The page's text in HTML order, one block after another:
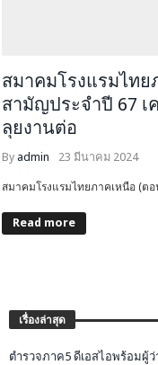
สมาคมโรงแรมไท
สามัญประจำปี 67 เ
ลุยงานต่อ
By admin 23 มีนาคม 2024
สมาคมโรงแรมไทยภาคเหนือ (ต
Read more
เรื่องล่าสุด
ตำรวจภาค5 ดีเอสไอพร้อมผู้